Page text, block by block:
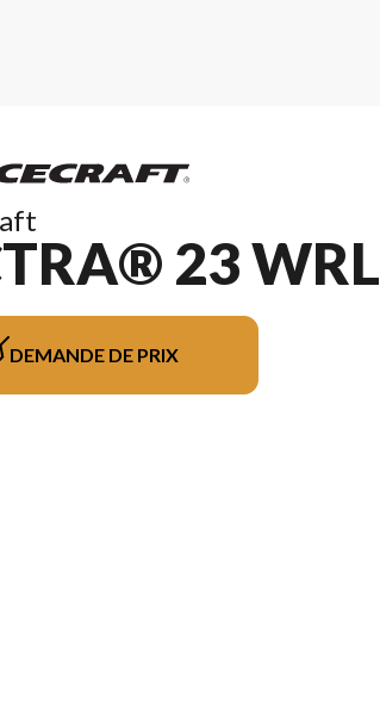
23
DEMANDE DE PRIX